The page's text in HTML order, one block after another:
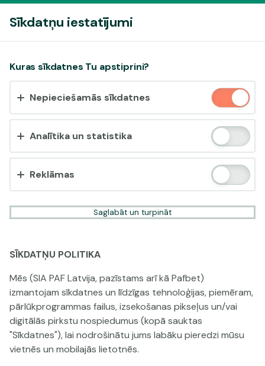
Šai spēlei nav pieejama demo versija. Lūdzu,
pieslēdzies, lai spēlētu ar īstu naudu.
Pieslēgties
Vai pieņemt sīkdatnes?
Šī vietne izmanto 3 dažādu veidu sīkdatnes: obligāti
nepieciešamās, analītikas un statistikas, reklāmas.
Apstiprināt visu
Sīkdatņu iestatījumi
Kuras sīkdatnes Tu apstiprini?
Nepieciešamās sīkdatnes
Analītika un statistika
Reklāmas
Saglabāt un turpināt
SĪKDATŅU POLITIKA
Mēs (SIA PAF Latvija, pazīstams arī kā Pafbet)
izmantojam sīkdatnes un līdzīgas tehnoloģijas, piemēram,
pārlūkprogrammas failus, izsekošanas pikseļus un/vai
digitālās pirkstu nospiedumus (kopā sauktas
"Sīkdatnes"), lai nodrošinātu jums labāku pieredzi mūsu
vietnēs un mobilajās lietotnēs.